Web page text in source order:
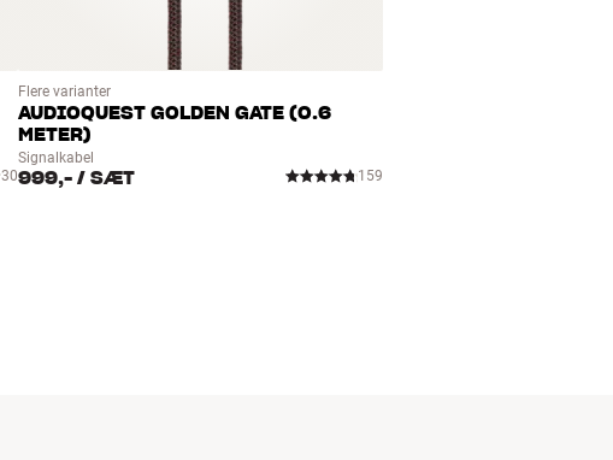
30
Flere varianter
AUDIOQUEST GOLDEN GATE (0.6
METER)
Signalkabel
999,- / SÆT 159